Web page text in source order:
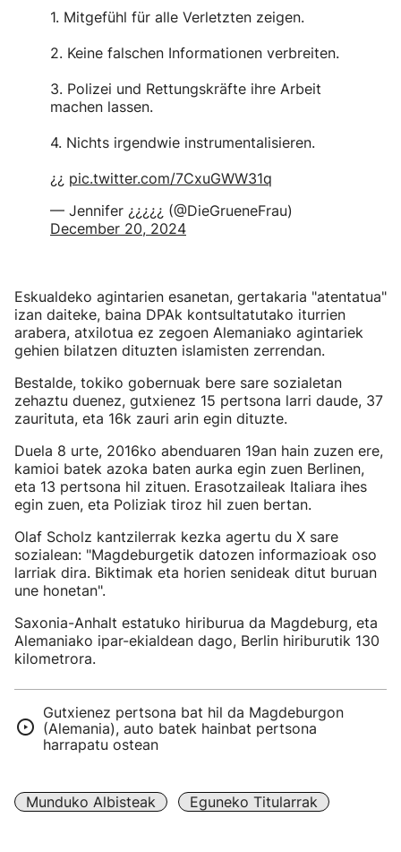
1. Mitgefühl für alle Verletzten zeigen.
2. Keine falschen Informationen verbreiten.
3. Polizei und Rettungskräfte ihre Arbeit
machen lassen.
4. Nichts irgendwie instrumentalisieren.
¿¿ pic.twitter.com/7CxuGWW31q
— Jennifer ¿¿¿¿¿ (@DieGrueneFrau)
December 20, 2024
Eskualdeko agintarien esanetan, gertakaria "atentatua"
izan daiteke, baina DPAk kontsultatutako iturrien
arabera, atxilotua ez zegoen Alemaniako agintariek
gehien bilatzen dituzten islamisten zerrendan.
Bestalde, tokiko gobernuak bere sare sozialetan
zehaztu duenez, gutxienez 15 pertsona larri daude, 37
zaurituta, eta 16k zauri arin egin dituzte.
Duela 8 urte, 2016ko abenduaren 19an hain zuzen ere,
kamioi batek azoka baten aurka egin zuen Berlinen,
eta 13 pertsona hil zituen. Erasotzaileak Italiara ihes
egin zuen, eta Poliziak tiroz hil zuen bertan.
Olaf Scholz kantzilerrak kezka agertu du X sare
sozialean: "Magdeburgetik datozen informazioak oso
larriak dira. Biktimak eta horien senideak ditut buruan
une honetan".
Saxonia-Anhalt estatuko hiriburua da Magdeburg, eta
Alemaniako ipar-ekialdean dago, Berlin hiriburutik 130
kilometrora.
Gutxienez pertsona bat hil da Magdeburgon
(Alemania), auto batek hainbat pertsona
harrapatu ostean
Munduko Albisteak Eguneko Titularrak